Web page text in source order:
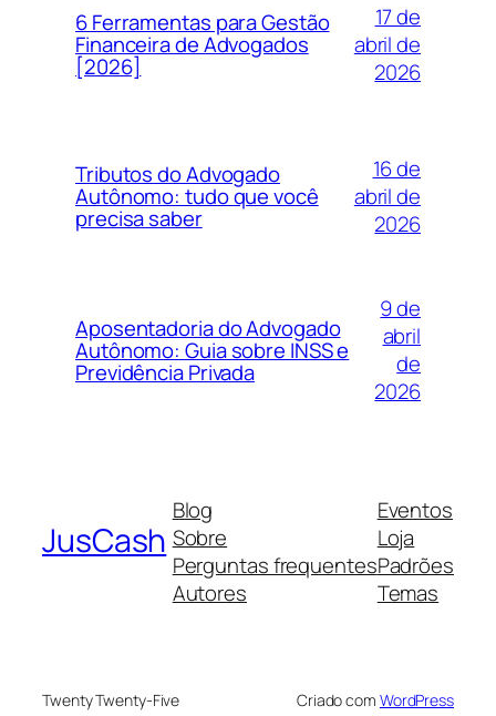
6 Ferramentas para Gestão
Financeira de Advogados
[2026]
17 de
abril de
2026
Tributos do Advogado
Autônomo: tudo que você
precisa saber
16 de
abril de
2026
Aposentadoria do Advogado
Autônomo: Guia sobre INSS e
Previdência Privada
9 de
abril
de
2026
JusCash
Blog
Sobre
Perguntas frequentes
Autores
Eventos
Loja
Padrões
Temas
Twenty Twenty-Five Criado com WordPress